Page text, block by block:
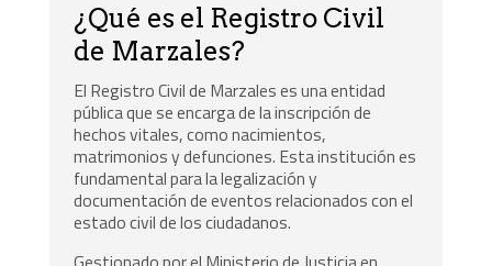
¿Qué es el Registro Civil
de Marzales?
El Registro Civil de Marzales es una entidad
pública que se encarga de la inscripción de
hechos vitales, como nacimientos,
matrimonios y defunciones. Esta institución es
fundamental para la legalización y
documentación de eventos relacionados con el
estado civil de los ciudadanos.